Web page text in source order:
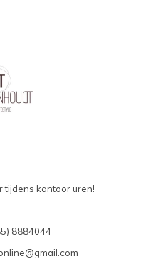
tijdens kantoor uren!
8884044